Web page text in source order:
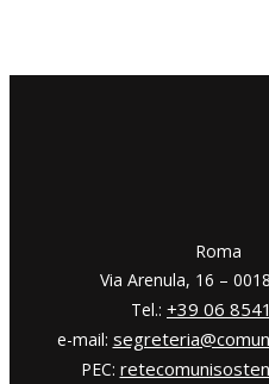
​​Roma
Via Arenula, 16 –
Tel.: +39 06
e-mail:
PEC: